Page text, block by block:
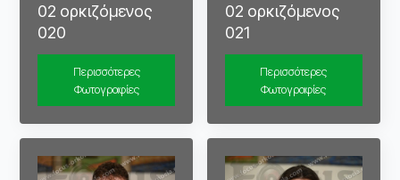
02 ορκιζόμενος
020
Περισσότερες
Φωτογραφίες
02 ορκιζόμενος
021
Περισσότερες
Φωτογραφίες